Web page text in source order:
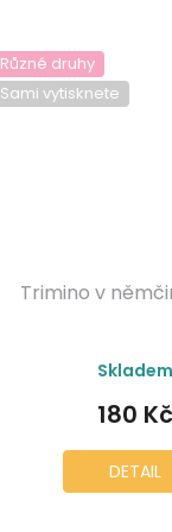
Různé druhy
Sami vytisknete
Trimino v
Skladem
180 Kč
DETAIL